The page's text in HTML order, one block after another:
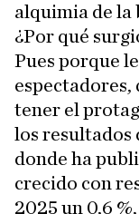
alquimia de la
¿Por qué
Pues porque
espectadores,
tener el
los resultados
donde ha
crecido con
2025 un 0,6